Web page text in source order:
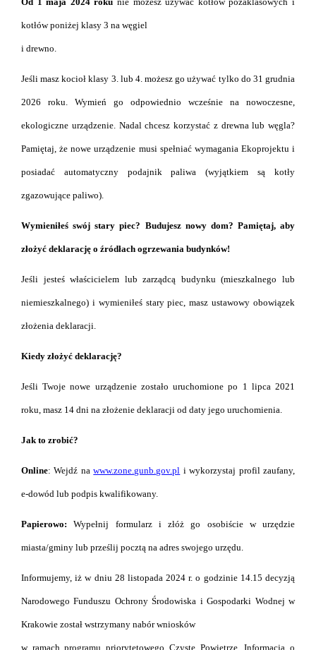
kotłów poniżej klasy 3 na węgiel
i drewno.
Jeśli masz kocioł klasy 3. lub 4. możesz go używać tylko do 31 grudnia
2026 roku. Wymień go odpowiednio wcześnie na nowoczesne,
ekologiczne urządzenie. Nadal chcesz korzystać z drewna lub węgla?
Pamiętaj, że nowe urządzenie musi spełniać wymagania Ekoprojektu i
posiadać automatyczny podajnik paliwa (wyjątkiem są kotły
zgazowujące paliwo).
Wymieniłeś swój stary piec? Budujesz nowy dom? Pamiętaj, aby
złożyć deklarację o źródłach ogrzewania budynków!
Jeśli jesteś właścicielem lub zarządcą budynku (mieszkalnego lub
niemieszkalnego) i wymieniłeś stary piec, masz ustawowy obowiązek
złożenia deklaracji.
Kiedy złożyć deklarację?
Jeśli Twoje nowe urządzenie zostało uruchomione po 1 lipca 2021
roku, masz 14 dni na złożenie deklaracji od daty jego uruchomienia.
Jak to zrobić?
Online: Wejdź nawww.zone.gunb.gov.pl i wykorzystaj profil zaufany,
e-dowód lub podpis kwalifikowany.
Papierowo: Wypełnij formularz i złóż go osobiście w urzędzie
miasta/gminy lub prześlij pocztą na adres swojego urzędu.
Informujemy, iż w dniu 28 listopada 2024 r. o godzinie 14.15 decyzją
Narodowego Funduszu Ochrony Środowiska i Gospodarki Wodnej w
Krakowie został wstrzymany nabór wniosków
w ramach programu priorytetowego Czyste Powietrze. Informacja o